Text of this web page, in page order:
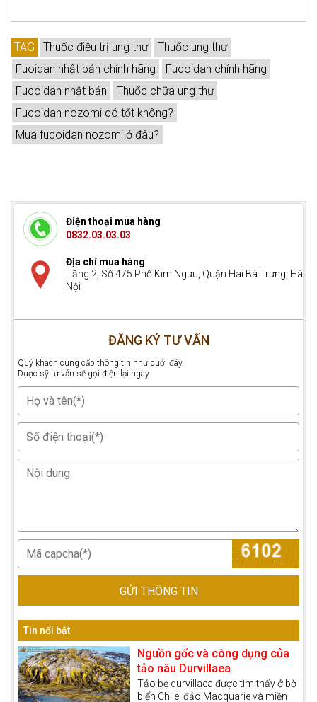
TAG Thuốc điều trị ung thư
Thuốc ung thư
Fuoidan nhật bản chính hãng
Fucoidan chính hãng
Fucoidan nhật bản
Thuốc chữa ung thư
Fucoidan nozomi có tốt không?
Mua fucoidan nozomi ở đâu?
Điện thoại mua hàng
0832.03.03.03
Địa chỉ mua hàng
Tầng 2, Số 475 Phố Kim Ngưu, Quận Hai Bà Trưng, Hà
Nội
ĐĂNG KÝ TƯ VẤN
Quý khách cung cấp thông tin như duới đây.
Dược sỹ tư vẫn sẽ gọi điện lại ngay
GỬI THÔNG TIN
Tin nổi bật
Nguồn gốc và công dụng của
tảo nâu Durvillaea
Tảo bẹ durvillaea được tìm thấy ở bờ
biển Chile, đảo Macquarie và miền